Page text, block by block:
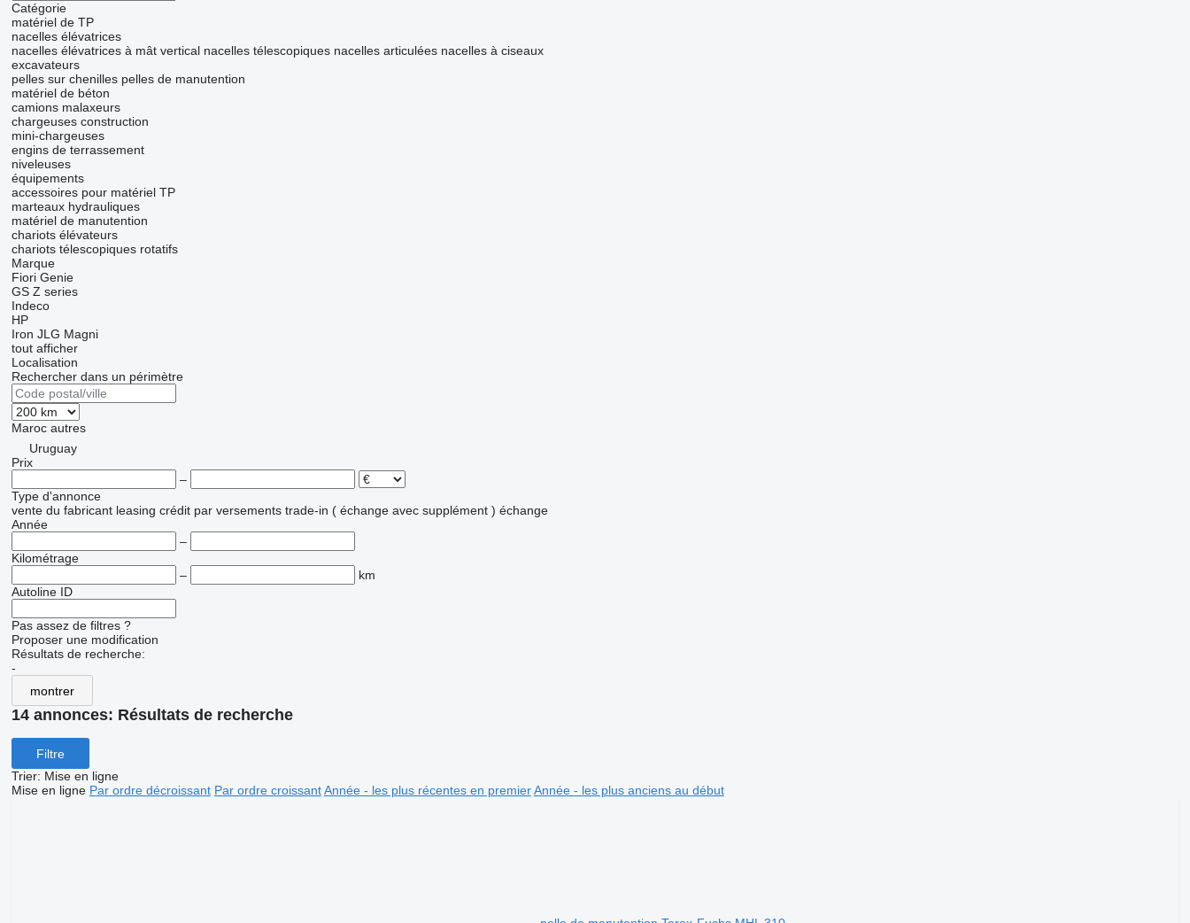
Catégorie
matériel de TP
nacelles élévatrices
nacelles élévatrices à mât vertical nacelles télescopiques nacelles articulées nacelles à ciseaux
excavateurs
pelles sur chenilles pelles de manutention
matériel de béton
camions malaxeurs
chargeuses construction
mini-chargeuses
engins de terrassement
niveleuses
équipements
accessoires pour matériel TP
marteaux hydrauliques
matériel de manutention
chariots élévateurs
chariots télescopiques rotatifs
Marque
Fiori Genie
GS Z series
Indeco
HP
Iron JLG Magni
tout afficher
Localisation
Rechercher dans un périmètre
Maroc autres
Uruguay
Prix
–
Type d'annonce
vente du fabricant leasing crédit par versements trade-in ( échange avec supplément ) échange
Année
–
Kilométrage
–
km
Autoline ID
Pas assez de filtres ?
Proposer une modification
Résultats de recherche:
-
montrer
14 annonces: Résultats de recherche
Filtre
Trier: Mise en ligne
Mise en ligne Par ordre décroissant Par ordre croissant Année - les plus récentes en premier Année - les plus anciens au début